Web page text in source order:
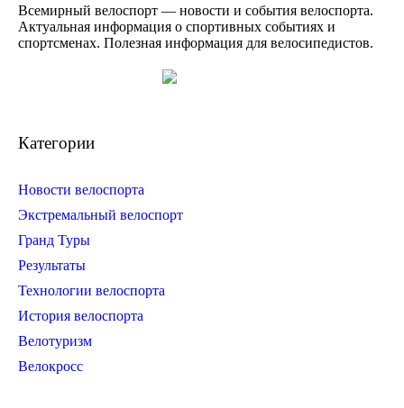
Всемирный велоспорт — новости и события велоспорта.
Актуальная информация о спортивных событиях и
спортсменах. Полезная информация для велосипедистов.
Категории
Новости велоспорта
Экстремальный велоспорт
Гранд Туры
Результаты
Технологии велоспорта
История велоспорта
Велотуризм
Велокросс